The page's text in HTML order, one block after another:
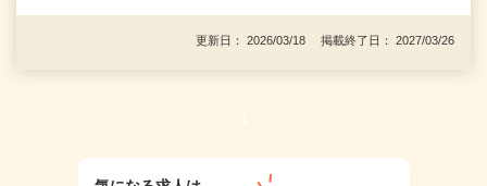
更新日： 2026/03/18 掲載終了日： 2027/03/26
1